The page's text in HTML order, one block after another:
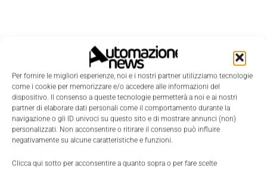
Per fornire le migliori esperienze, noi e i nostri partner utilizziamo tecnologie
come i cookie per memorizzare e/o accedere alle informazioni del
dispositivo. Il consenso a queste tecnologie permetterà a noi e ai nostri
partner di elaborare dati personali come il comportamento durante la
navigazione o gli ID univoci su questo sito e di mostrare annunci (non)
personalizzati. Non acconsentire o ritirare il consenso può influire
negativamente su alcune caratteristiche e funzioni.
Clicca qui sotto per acconsentire a quanto sopra o per fare scelte